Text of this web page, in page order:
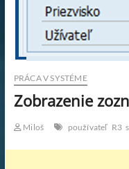
PRÁCA V SYSTÉME
Zobrazenie
Miloš používateľ R3